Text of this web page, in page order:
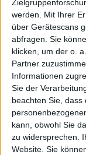
werden.
Mit Ihrer
über Gerätescans
abfragen. Sie
klicken, um der o.
Partner
Informationen
Sie der
beachten Sie, dass
kann, obwohl Sie
zu widersprechen.
Website. Sie
welches eine
draufschauen“-
machen viel
mit ihren
Speerspitze des
IRON
Krieger
Edle Elemente
überwältigend zu